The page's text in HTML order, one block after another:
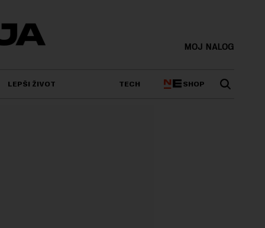
MOJ NALOG
LEPŠI ŽIVOT TECH SHOP